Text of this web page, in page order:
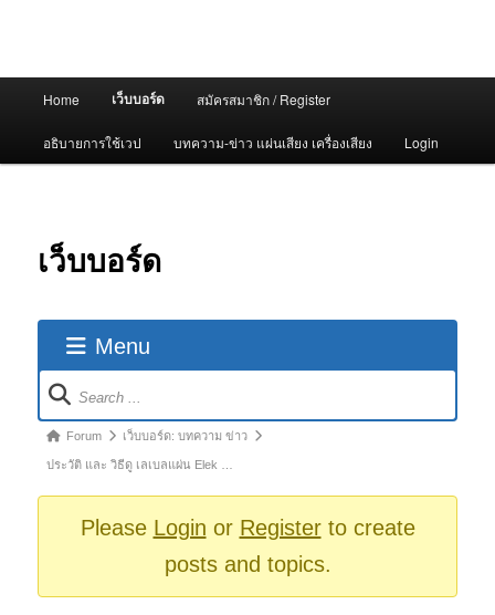
Home เว็บบอร์ด สมัครสมาชิก / Register
อธิบายการใช้เวป บทความ-ข่าว แผ่นเสียง เครื่องเสียง Login
เว็บบอร์ด
Menu
Forum
Navigation
Forum
breadcrumbs
Forum เว็บบอร์ด: บทความ ข่าว
ประวัติ และ วิธีดู เลเบลแผ่น Elek …
Please Login or Registerto create
posts and topics.